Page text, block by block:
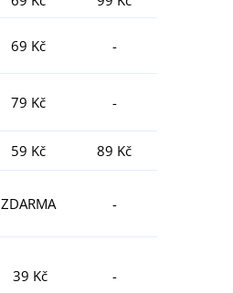
69 Kč -
79 Kč -
59 Kč 89 Kč
ZDARMA -
39 Kč -